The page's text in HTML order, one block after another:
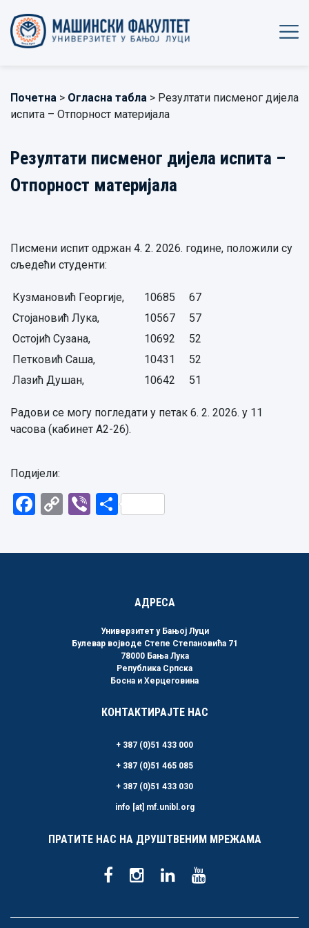
Почетна > Огласна табла > Резултати писменог дијела
испита – Отпорност материјала
Резултати писменог дијела испита –
Отпорност материјала
Писмени испит одржан 4. 2. 2026. године, положили су
сљедећи студенти:
Кузмановић Георгије, 10685
67
Стојановић Лука,
10567
57
Остојић Сузана,
10692
52
Петковић Саша,
10431
52
Лазић Душан,
10642 51
Радови се могу погледати у петак 6. 2. 2026. у 11
часова (кабинет А2-26).
Подијели:
Facebook
CopyViberShare
АДРЕСА
Универзитет у Бањој Луци
Булевар војводе Степе Степановића 71
78000 Бања Лука
Република Српска
Босна и Херцеговина
КОНТАКТИРАЈТЕ НАС
+ 387 (0)51 433 000
+ 387 (0)51 465 085
+ 387 (0)51 433 030
info [at] mf.unibl.org
ПРАТИТЕ НАС НА ДРУШТВЕНИМ МРЕЖАМА